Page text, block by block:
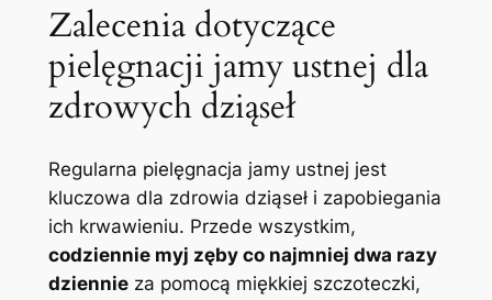
Zalecenia dotyczące
pielęgnacji jamy ustnej dla
zdrowych dziąseł
Regularna pielęgnacja jamy ustnej jest
kluczowa dla zdrowia dziąseł i zapobiegania
ich krwawieniu. Przede wszystkim,
codziennie myj zęby co najmniej dwa razy
dziennieza pomocą miękkiej szczoteczki,